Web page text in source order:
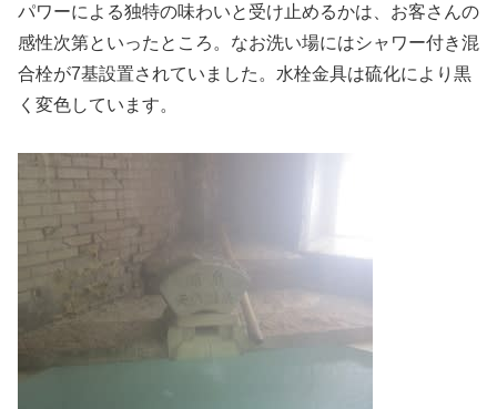
パワーによる独特の味わいと受け止めるかは、お客さんの
感性次第といったところ。なお洗い場にはシャワー付き混
合栓が7基設置されていました。水栓金具は硫化により黒
く変色しています。